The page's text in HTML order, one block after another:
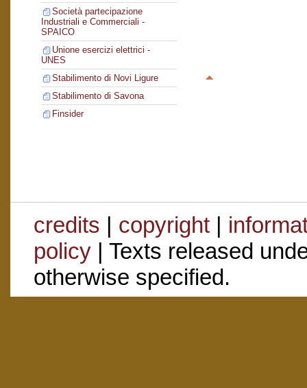
Società partecipazione
Industriali e Commerciali -
SPAICO
Unione esercizi elettrici -
UNES
Stabilimento di Novi Ligure
Stabilimento di Savona
Finsider
credits | copyright|
policy| Texts released
otherwise specified.